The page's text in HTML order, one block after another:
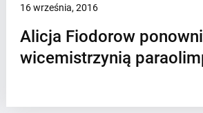
16 września, 2016
Alicja Fiodorow
wicemistrzynią